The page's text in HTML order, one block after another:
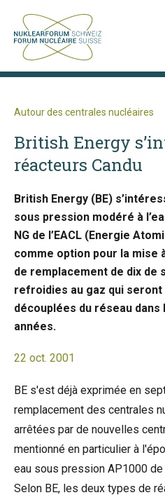
Autour des centrales nucléaires
British Energy
réacteurs Candu
British Energy (BE)
sous pression modéré à
NG de l’EACL (Energie
comme option pour la mise
de remplacement de dix de
refroidies au gaz qui
découplées du réseau dans
années.
22 oct. 2001
BE s'est déjà exprimée en
remplacement des centrales
arrêtées par de nouvelles
mentionné en particulier à
eau sous pression AP1000
Selon BE, les deux types de